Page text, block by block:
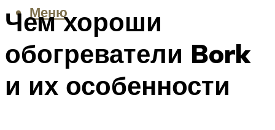
Меню
Чем хороши
обогреватели Bork
и их особенности